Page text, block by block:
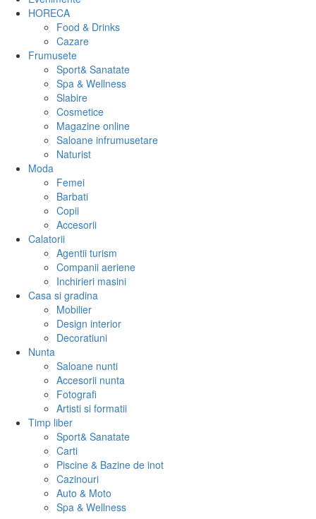
HORECA
Food & Drinks
Cazare
Frumusete
Sport& Sanatate
Spa & Wellness
Slabire
Cosmetice
Magazine online
Saloane infrumusetare
Naturist
Moda
Femei
Barbati
Copii
Accesorii
Calatorii
Agentii turism
Companii aeriene
Inchirieri masini
Casa si gradina
Mobilier
Design interior
Decoratiuni
Nunta
Saloane nunti
Accesorii nunta
Fotografi
Artisti si formatii
Timp liber
Sport& Sanatate
Carti
Piscine & Bazine de inot
Cazinouri
Auto & Moto
Spa & Wellness